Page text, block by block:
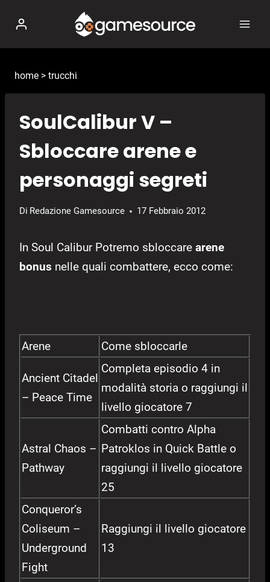
contenuto
home > trucchi
SoulCalibur V –
Sbloccare arene e
personaggi segreti
Di Redazione Gamesource 17 Febbraio 2012
In Soul Calibur Potremo sbloccare arene
bonus nelle quali combattere, ecco come:
Arene Come sbloccarle
Ancient Citadel
– Peace Time
Completa episodio 4 in
modalità storia o raggiungi il
livello giocatore 7
Astral Chaos –
Pathway
Combatti contro Alpha
Patroklos in Quick Battle o
raggiungi il livello giocatore
25
Conqueror’s
Coliseum –
Underground
Fight
Raggiungi il livello giocatore
13